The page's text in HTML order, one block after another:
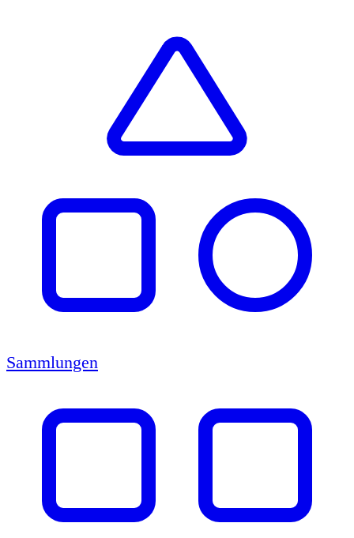
Sammlungen